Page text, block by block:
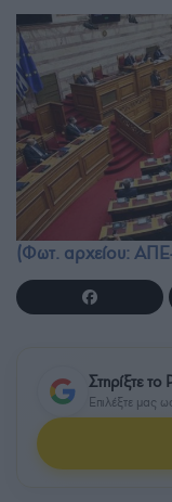
(Φωτ. αρχείου:
Στηρίξτε
Επιλέξτε μας